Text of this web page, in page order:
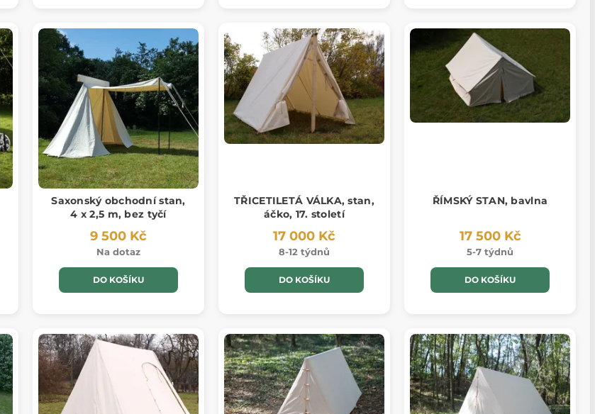
Saxonský obchodní stan,
4 x 2,5 m, bez tyčí
9 500 Kč
Na dotaz
DO KOŠÍKU
TŘICETILETÁ VÁLKA, stan,
áčko, 17. století
17 000 Kč
8-12 týdnů
DO KOŠÍKU
ŘÍMSKÝ STAN, bavlna
17 500 Kč
5-7 týdnů
DO KOŠÍKU